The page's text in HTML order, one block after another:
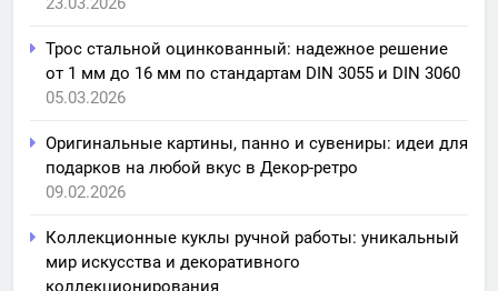
Трос стальной оцинкованный: надежное решение
от 1 мм до 16 мм по стандартам DIN 3055 и DIN 3060
05.03.2026
Оригинальные картины, панно и сувениры: идеи для
подарков на любой вкус в Декор-ретро
09.02.2026
Коллекционные куклы ручной работы: уникальный
мир искусства и декоративного
коллекционирования